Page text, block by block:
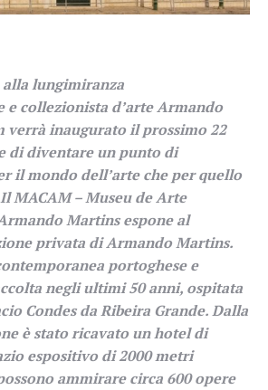
lungimiranza
e collezionista d’arte Armando
verrà inaugurato il prossimo 22
di diventare un punto di
il mondo dell’arte che per quello
MACAM – Museu de Arte
Martins espone al
privata di Armando Martins.
portoghese e
negli ultimi 50 anni, ospitata
Condes da Ribeira Grande. Dalla
è stato ricavato un hotel di
espositivo di 2000 metri
ammirare circa 600 opere